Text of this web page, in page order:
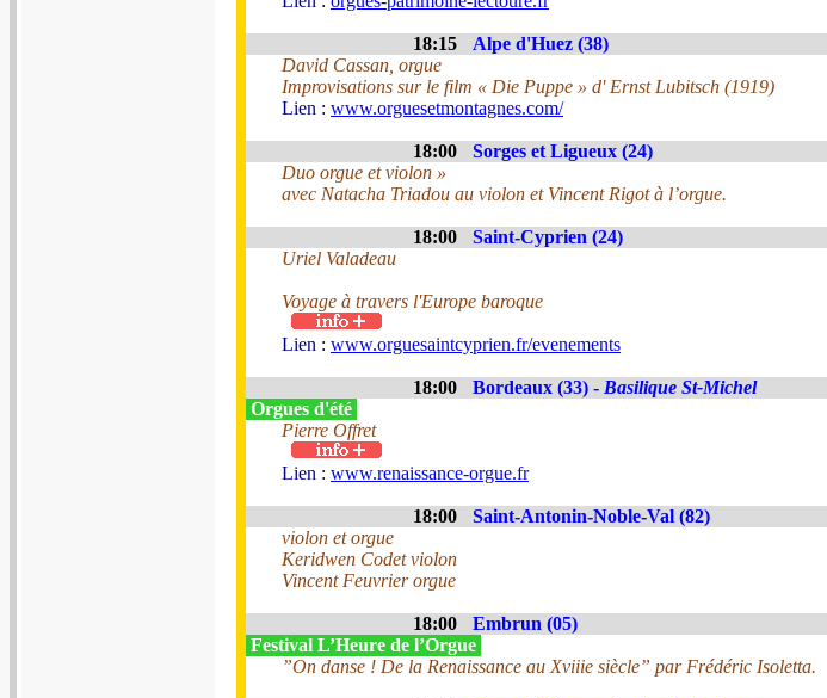
18:15
Alpe d'Huez (38)
David Cassan, orgue
Improvisations sur le film « Die Puppe » d' Ernst Lubitsch (1919)
Lien : www.orguesetmontagnes.com/
18:00
Sorges et Ligueux (24)
Duo orgue et violon »
avec Natacha Triadou au violon et Vincent Rigot à l’orgue.
18:00
Saint-Cyprien (24)
Uriel Valadeau
Voyage à travers l'Europe baroque
Lien : www.orguesaintcyprien.fr/evenements
18:00 Bordeaux (33) - Basilique St-Michel
Orgues d'été
Pierre Offret
Lien : www.renaissance-orgue.fr
18:00
Saint-Antonin-Noble-Val (82)
violon et orgue
Keridwen Codet violon
Vincent Feuvrier orgue
18:00
Embrun (05)
Festival L’Heure de l’Orgue
”On danse ! De la Renaissance au Xviiie siècle” par Frédéric Isoletta.